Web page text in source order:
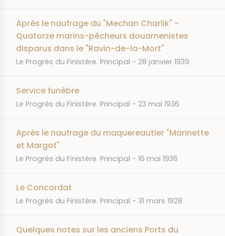
Après le naufrage du "Mechan Charlik" -
Quatorze marins-pêcheurs douarnenistes
disparus dans le "Ravin-de-la-Mort"
JOURNAL
Le Progrès du Finistère. Principal DATE
28 janvier 1939
Service funèbre
JOURNAL
Le Progrès du Finistère. Principal DATE
23 mai 1936
Après le naufrage du maquereautier "Marinette
et Margot"
JOURNAL
Le Progrès du Finistère. Principal DATE
16 mai 1936
Le Concordat
JOURNAL
Le Progrès du Finistère. Principal DATE
31 mars 1928
Quelques notes sur les anciens Ports du